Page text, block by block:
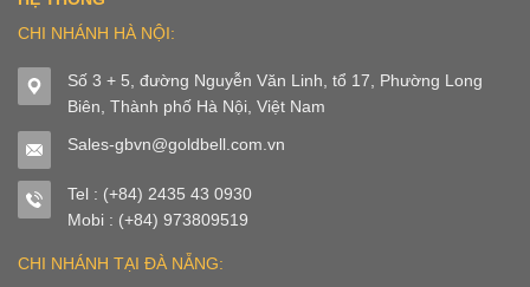
CHI NHÁNH HÀ NỘI:
Số 3 + 5, đường Nguyễn Văn Linh, tổ 17, Phường Long
Biên, Thành phố Hà Nội, Việt Nam
Sales-gbvn@goldbell.com.vn
Tel : (+84) 2435 43 0930
Mobi : (+84) 973809519
CHI NHÁNH TẠI ĐÀ NẴNG: